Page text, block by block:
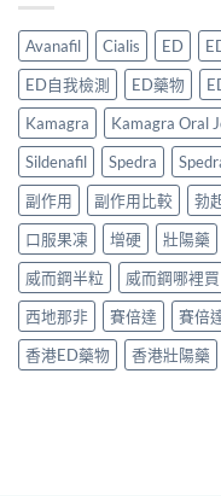
Avanafil Cialis ED
ED自我檢測
ED藥物
Kamagra
Kamagra Oral
Sildenafil
Spedra
副作用
副作用比較 勃
口服果凍
增硬 壯陽藥
威而鋼半粒
威而鋼哪裡買
西地那非
賽倍達 賽倍
香港ED藥物
香港壯陽藥